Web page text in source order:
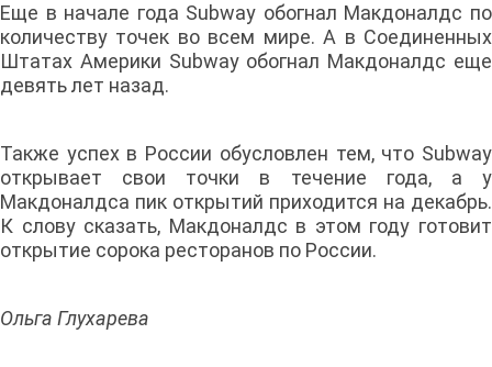
Еще в начале года Subway обогнал Макдоналдс по
количеству точек во всем мире. А в Соединенных
Штатах Америки Subway обогнал Макдоналдс еще
девять лет назад.
Также успех в России обусловлен тем, что Subway
открывает свои точки в течение года, а у
Макдоналдса пик открытий приходится на декабрь.
К слову сказать, Макдоналдс в этом году готовит
открытие сорока ресторанов по России.
Ольга Глухарева